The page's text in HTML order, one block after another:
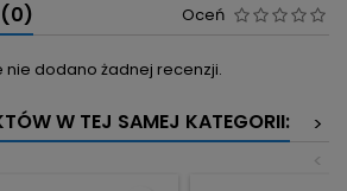
(0) Oceń
nie dodano żadnej recenzji.
W TEJ SAMEJ KATEGORII:
>
<